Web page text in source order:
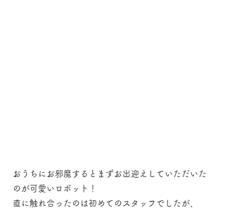
おうちにお邪魔するとまずお出迎えしていただいた
のが可愛いロボット！
直に触れ合ったのは初めてのスタッフでしたが、